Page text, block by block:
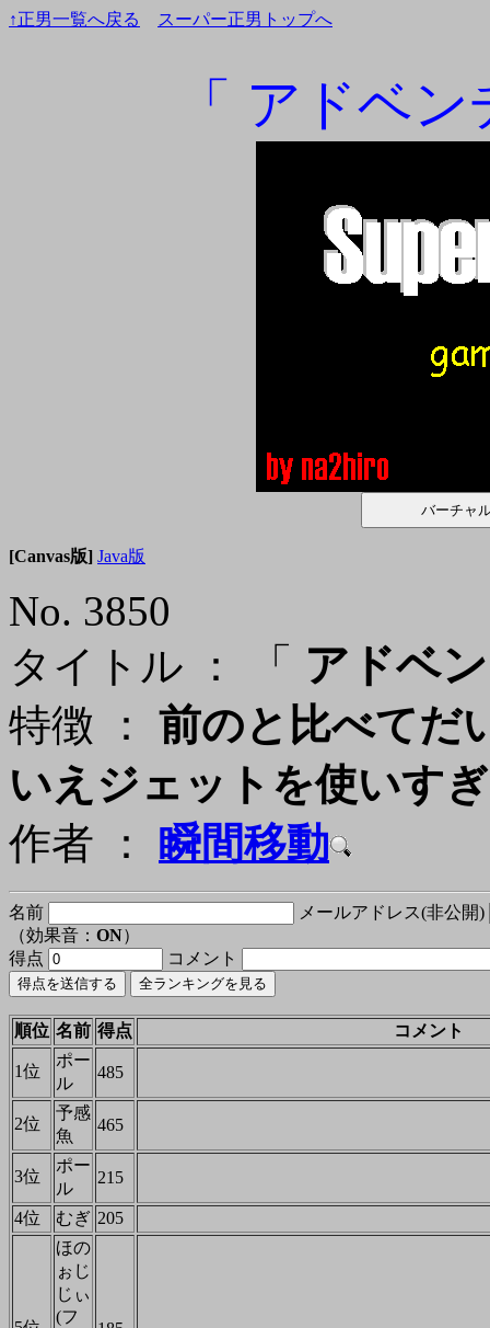
↑正男一覧へ戻る スーパー正男トップへ
「 アドベ
[Canvas版] Java版
No. 3850
タイトル ：
「 アドベ
特徴 ： 前のと比べてだ
いえジェットを使いす
作者 ： 瞬間移動
名前
メールアドレス(非公開)
（効果音： ON）
得点
コメント
順位 名前 得点 コメント
1位
ポー
ル
485
2位
予感
魚
465
3位
ポー
ル
215
4位 むぎ 205
ほの
ぉじ
じぃ
(フ